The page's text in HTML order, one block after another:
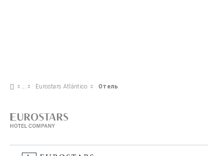
Eurostars Atlántico Отель